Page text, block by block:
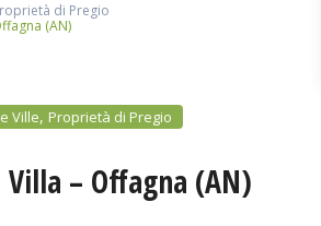
di Pregio
(AN)
Ville,Proprietà di Pregio
– Offagna (AN)